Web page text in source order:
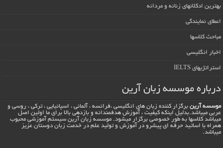
بهترین ادکلانهای زنانه و مردانه
اعطای نمایندگی
مباحث کلاسها
اخبار انگلیسی
استراتژیهای IELTS
درباره موسسه زبان آرین
موسسه آرین برگزار کننده زبان های انگلیسی ،فرانسه ، آلمانی ، اسپانیایی ، ترکی ، روسی و
عربی میباشد.بدلیل اینکه کیفیت ، آموزش هدفمندانه و بازدهی بالا برای ما اولین اصل
میباشد کلاسها به طور خصوصی برگزار میشود. موسسه زبان آرین سیستم آموزشی محبوب
همراه با اساتید حرفه ای پیشرو در آموزش و تولید علم در خدمت زبان دوستان عزیز
میباشد.